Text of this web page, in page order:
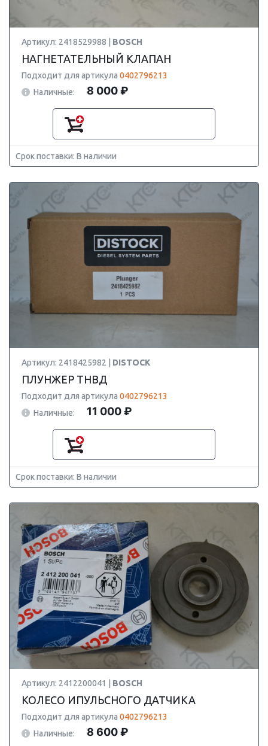
Артикул: 2418529988 | BOSCH
НАГНЕТАТЕЛЬНЫЙ КЛАПАН
Подходит для артикула 0402796213
Наличные:
8 000 ₽
Срок поставки: В наличии
Артикул: 2418425982 | DISTOCK
ПЛУНЖЕР ТНВД
Подходит для артикула 0402796213
Наличные:
11 000 ₽
Срок поставки: В наличии
Артикул: 2412200041 | BOSCH
КОЛЕСО ИПУЛЬСНОГО ДАТЧИКА
Подходит для артикула 0402796213
Наличные:
8 600 ₽